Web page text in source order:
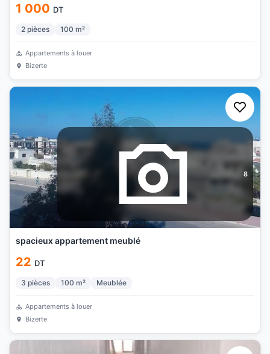
1 000 DT
2 pièces 100 m²
Appartements à louer
Bizerte
8
spacieux appartement meublé
22 DT
3 pièces 100 m² Meublée
Appartements à louer
Bizerte